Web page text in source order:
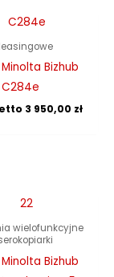
Bizhub
C284e
3 950,00 zł
wielofunkcyjne
Bizhub